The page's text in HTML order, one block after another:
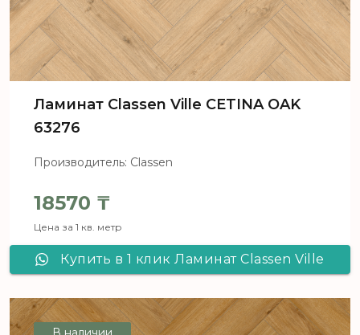
Ламинат Classen Ville CETINA OAK
63276
Производитель: Classen
18570 ₸
Цена за 1 кв. метр
Купить в 1 клик Ламинат Classen Ville